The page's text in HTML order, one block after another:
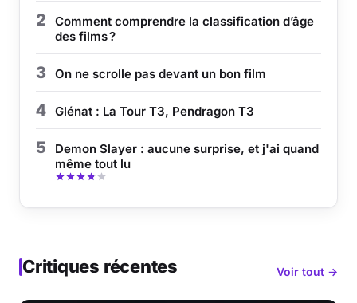
Sciences & Tech
Forum
2
Comment comprendre la classification d’âge
des films ?
3 On ne scrolle pas devant un bon film
4 Glénat : La Tour T3, Pendragon T3
5
Demon Slayer : aucune surprise, et j'ai quand
même tout lu
Critiques récentes Voir tout →